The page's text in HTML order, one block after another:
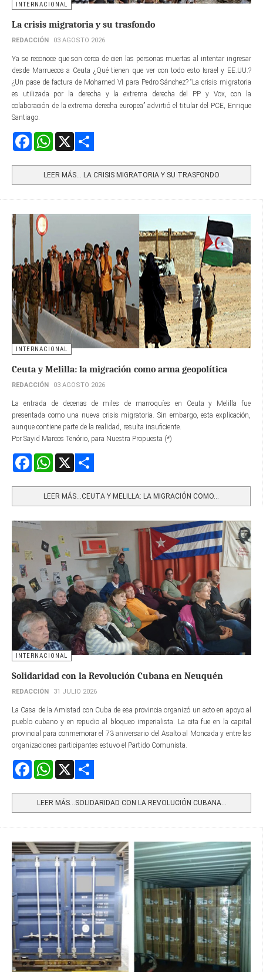
INTERNACIONAL
La crisis migratoria y su trasfondo
REDACCIÓN 03 AGOSTO 2026
Ya se reconoce que son cerca de cien las personas muertas al intentar ingresar
desde Marruecos a Ceuta ¿Qué tienen que ver con todo esto Israel y EE.UU.?
¿Un pase de factura de Mohamed VI para Pedro Sánchez? “La crisis migratoria
es utilizada por la derecha y la extrema derecha del PP y Vox, con la
colaboración de la extrema derecha europea” advirtió el titular del PCE, Enrique
Santiago.
FacebookWhatsApp
LEER MÁS… LA CRISIS MIGRATORIA Y SU TRASFONDO
INTERNACIONAL
Ceuta y Melilla: la migración como arma geopolítica
REDACCIÓN 03 AGOSTO 2026
La entrada de decenas de miles de marroquíes en Ceuta y Melilla fue
presentada como una nueva crisis migratoria. Sin embargo, esta explicación,
aunque contiene parte de la realidad, resulta insuficiente.
Por Sayid Marcos Tenório, para Nuestra Propuesta (*)
FacebookWhatsApp
LEER MÁS…CEUTA Y MELILLA: LA MIGRACIÓN COMO...
INTERNACIONAL
Solidaridad con la Revolución Cubana en Neuquén
REDACCIÓN 31 JULIO 2026
La Casa de la Amistad con Cuba de esa provincia organizó un acto en apoyo al
pueblo cubano y en repudio al bloqueo imperialista. La cita fue en la capital
provincial para conmemorar el 73 aniversario del Asalto al Moncada y entre las
organizaciones participantes estuvo el Partido Comunista.
FacebookWhatsApp
LEER MÁS…SOLIDARIDAD CON LA REVOLUCIÓN CUBANA...